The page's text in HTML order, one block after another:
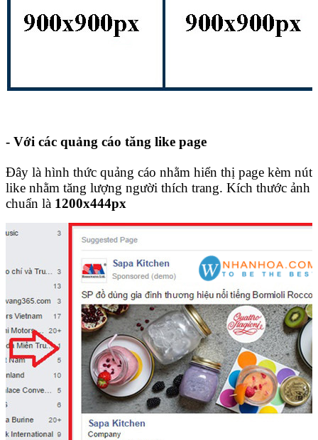
- Với các quảng cáo tăng like page
Đây là hình thức quảng cáo nhằm hiển thị page kèm nút
like nhằm tăng lượng người thích trang. Kích thước ảnh
chuẩn là 1200x444px